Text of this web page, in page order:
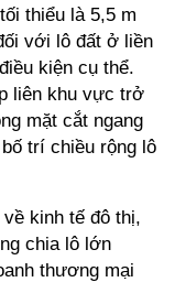
thiểu là 5,5 m
với lô đất ở liền
kiện cụ thể.
liên khu vực trở
mặt cắt ngang
trí chiều rộng lô
kinh tế đô thị,
chia lô lớn
thương mại